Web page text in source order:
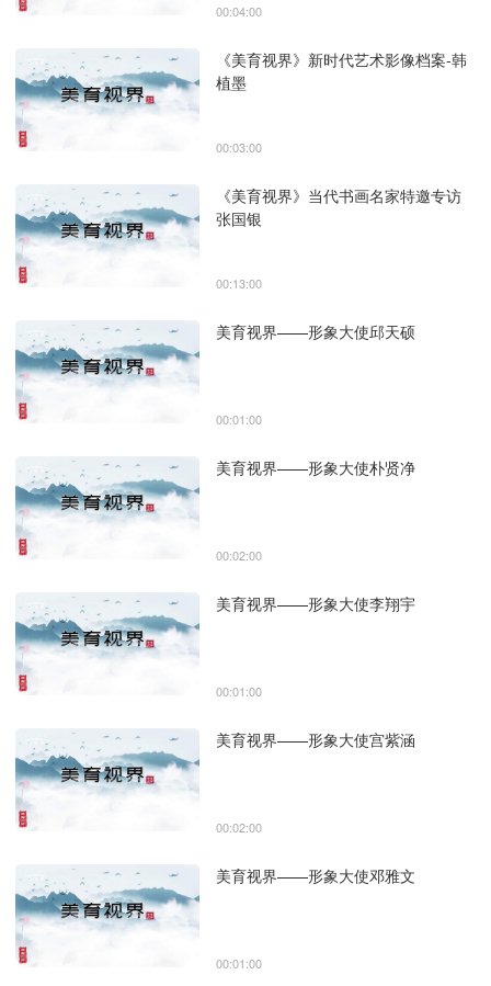
00:04:00
《美育视界》新时代艺术影像档案-韩
植墨
00:03:00
《美育视界》当代书画名家特邀专访
张国银
00:13:00
美育视界——形象大使邱天硕
00:01:00
美育视界——形象大使朴贤净
00:02:00
美育视界——形象大使李翔宇
00:01:00
美育视界——形象大使宫紫涵
00:02:00
美育视界——形象大使邓雅文
00:01:00